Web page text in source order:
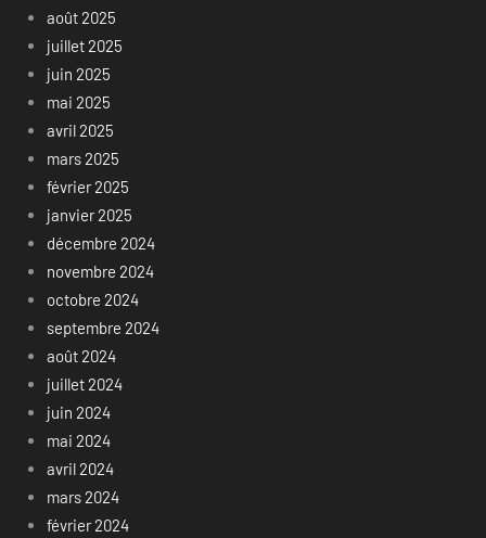
août 2025
juillet 2025
juin 2025
mai 2025
avril 2025
mars 2025
février 2025
janvier 2025
décembre 2024
novembre 2024
octobre 2024
septembre 2024
août 2024
juillet 2024
juin 2024
mai 2024
avril 2024
mars 2024
février 2024